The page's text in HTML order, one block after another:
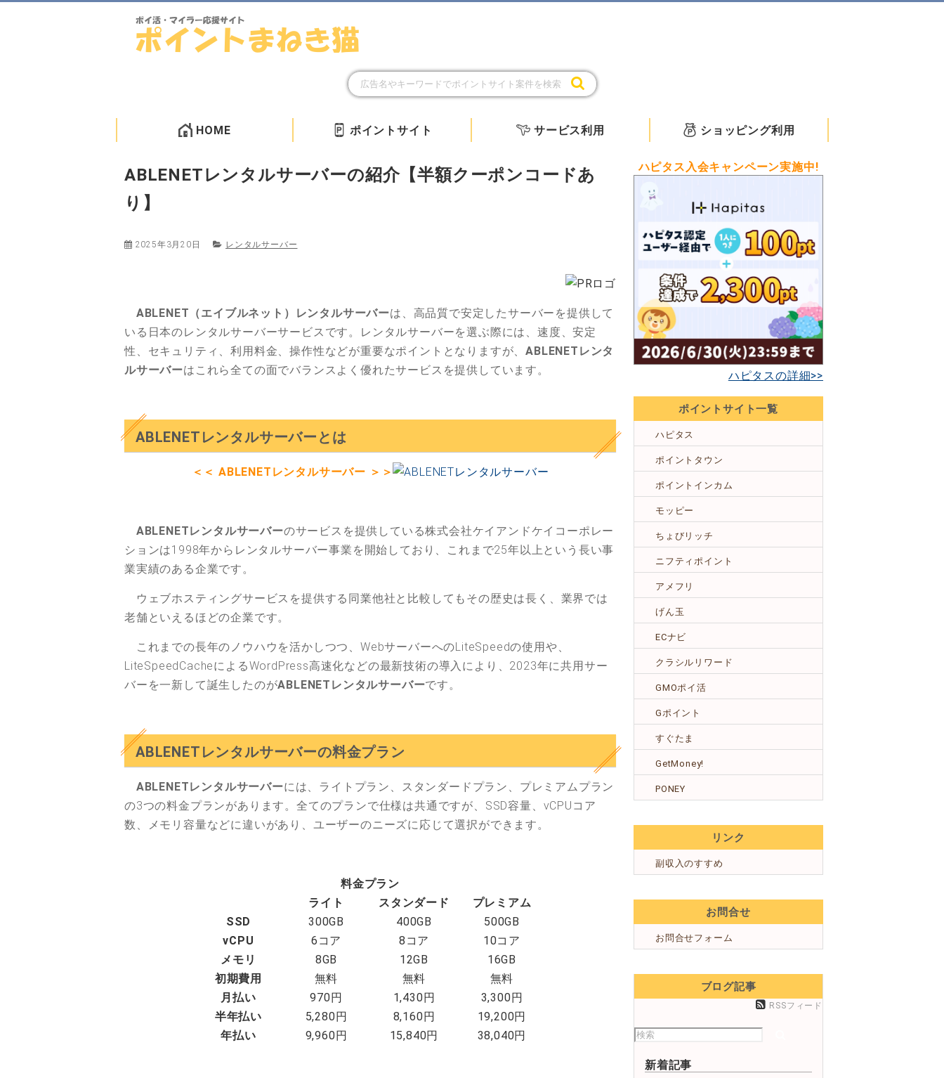
HOME ポイントサイト サービス利用 ショッピング利用
ABLENETレンタルサーバーの紹介【半額クーポンコードあ
り】
2025年3月20日 レンタルサーバー
ABLENET（エイブルネット）レンタルサーバーは、高品質で安定したサーバーを提供して
いる日本のレンタルサーバーサービスです。レンタルサーバーを選ぶ際には、速度、安定
性、セキュリティ、利用料金、操作性などが重要なポイントとなりますが、ABLENETレンタ
ルサーバーはこれら全ての面でバランスよく優れたサービスを提供しています。
ABLENETレンタルサーバーとは
＜＜ ABLENETレンタルサーバー ＞＞
ABLENETレンタルサーバーのサービスを提供している株式会社ケイアンドケイコーポレー
ションは1998年からレンタルサーバー事業を開始しており、これまで25年以上という長い事
業実績のある企業です。
ウェブホスティングサービスを提供する同業他社と比較してもその歴史は長く、業界では
老舗といえるほどの企業です。
これまでの長年のノウハウを活かしつつ、WebサーバーへのLiteSpeedの使用や、
LiteSpeedCacheによるWordPress高速化などの最新技術の導入により、2023年に共用サー
バーを一新して誕生したのがABLENETレンタルサーバーです。
ABLENETレンタルサーバーの料金プラン
ABLENETレンタルサーバーには、ライトプラン、スタンダードプラン、プレミアムプラン
の3つの料金プランがあります。全てのプランで仕様は共通ですが、SSD容量、vCPUコア
数、メモリ容量などに違いがあり、ユーザーのニーズに応じて選択ができます。
料金プラン
ライト
スタンダード
プレミアム
SSD
300GB 400GB
500GB
vCPU
6コア 8コア
10コア
メモリ
8GB 12GB
16GB
初期費用
無料 無料
無料
月払い
970円 1,430円
3,300円
半年払い
5,280円 8,160円
19,200円
年払い
9,960円 15,840円 38,040円
ハピタス入会キャンペーン実施中!
ハピタスの詳細>>
ポイントサイト一覧
ハピタス
ポイントタウン
ポイントインカム
モッピー
ちょびリッチ
ニフティポイント
アメフリ
げん玉
ECナビ
クラシルリワード
GMOポイ活
Gポイント
すぐたま
GetMoney!
PONEY
リンク
副収入のすすめ
お問合せ
お問合せフォーム
ブログ記事
RSSフィード
新着記事